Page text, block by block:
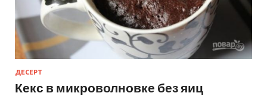
ДЕСЕРТ
Кекс в микроволновке без яиц